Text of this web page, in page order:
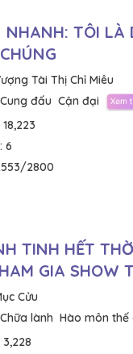
NHANH: TÔI LÀ
Tài Thị Chỉ Miêu
Cung đấu Cận đại
18,223
6
2800
TINH HẾT
GIA SHOW
Cửu
Chữa lành Hào môn thế
3,228